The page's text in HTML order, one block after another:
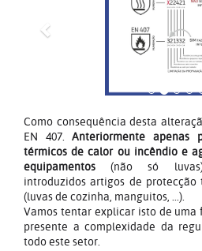
Como consequência desta
EN 407.Anteriormente apenas
térmicos de calor ou incêndio e
equipamentos(não só
introduzidos artigos de
(luvas de cozinha, manguitos, ...).
Vamos tentar explicar isto de
presente a complexidade da
todo este setor.